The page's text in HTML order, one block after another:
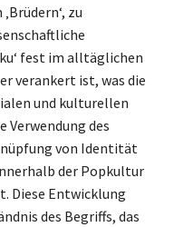
zu
fest im alltäglichen
verankert ist, was die
und kulturellen
Verwendung des
von Identität
der Popkultur
Diese Entwicklung
des Begriffs, das